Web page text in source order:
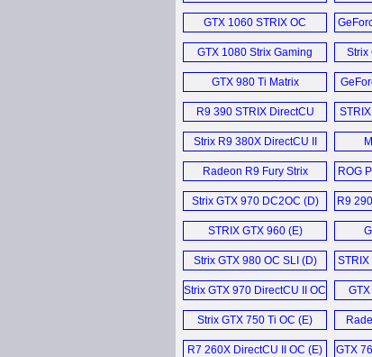
Gaming (E)
Strix,
X
GTX 1060 STRIX OC
6GB (E)
GTX 1080 Strix Gaming
8GB (E)
Strix
GTX 980 Ti Matrix
Platinum (E)
R9 390 STRIX DirectCU
III (E)
Strix R9 380X DirectCU II
OC (E)
Radeon R9 Fury Strix
4GB (E)
ROG
Strix GTX 970 DC2OC (D) R9
STRIX GTX 960 (E)
Strix GTX 980 OC SLI (D)
STRIX
Strix GTX 970 DirectCU II OC
4GB (E)
Strix GTX 750 Ti OC (E)
R7 260X DirectCU II OC (E)
GTX